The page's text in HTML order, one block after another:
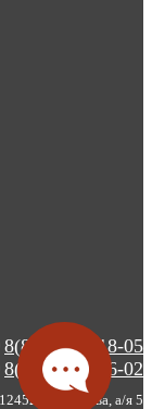
8(800) 200-18-05
8(495) 123-46-02
г. Москва, а/я 5